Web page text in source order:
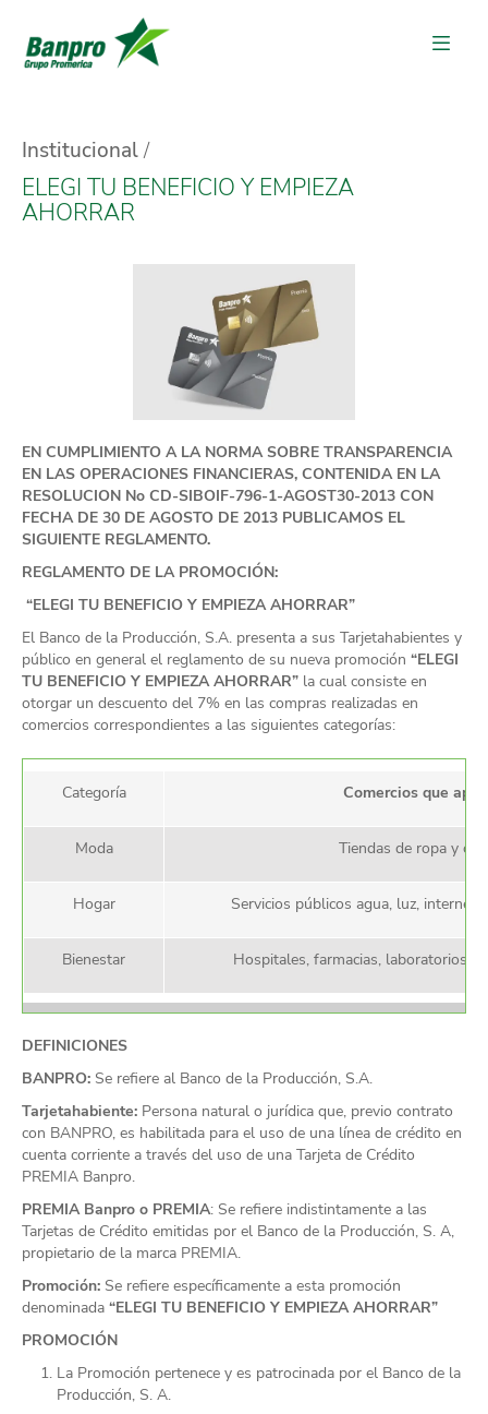
Institucional
ELEGI TU BENEFICIO Y EMPIEZA
AHORRAR
EN CUMPLIMIENTO A LA NORMA SOBRE TRANSPARENCIA
EN LAS OPERACIONES FINANCIERAS, CONTENIDA EN LA
RESOLUCION No CD-SIBOIF-796-1-AGOST30-2013 CON
FECHA DE 30 DE AGOSTO DE 2013 PUBLICAMOS EL
SIGUIENTE REGLAMENTO.
REGLAMENTO DE LA PROMOCIÓN:
“ELEGI TU BENEFICIO Y EMPIEZA AHORRAR”
El Banco de la Producción, S.A. presenta a sus Tarjetahabientes y
público en general el reglamento de su nueva promoción “ELEGI
TU BENEFICIO Y EMPIEZA AHORRAR” la cual consiste en
otorgar un descuento del 7% en las compras realizadas en
comercios correspondientes a las siguientes categorías:
Categoría Comercios que
Moda Tiendas de ropa y
Hogar Servicios públicos agua, luz,
Bienestar Hospitales, farmacias, laboratorios,
DEFINICIONES
BANPRO: Se refiere al Banco de la Producción, S.A.
Tarjetahabiente: Persona natural o jurídica que, previo contrato
con BANPRO, es habilitada para el uso de una línea de crédito en
cuenta corriente a través del uso de una Tarjeta de Crédito
PREMIA Banpro.
PREMIA Banpro o PREMIA: Se refiere indistintamente a las
Tarjetas de Crédito emitidas por el Banco de la Producción, S. A,
propietario de la marca PREMIA.
Promoción: Se refiere específicamente a esta promoción
denominada “ELEGI TU BENEFICIO Y EMPIEZA AHORRAR”
PROMOCIÓN
La Promoción pertenece y es patrocinada por el Banco de la
Producción, S. A.